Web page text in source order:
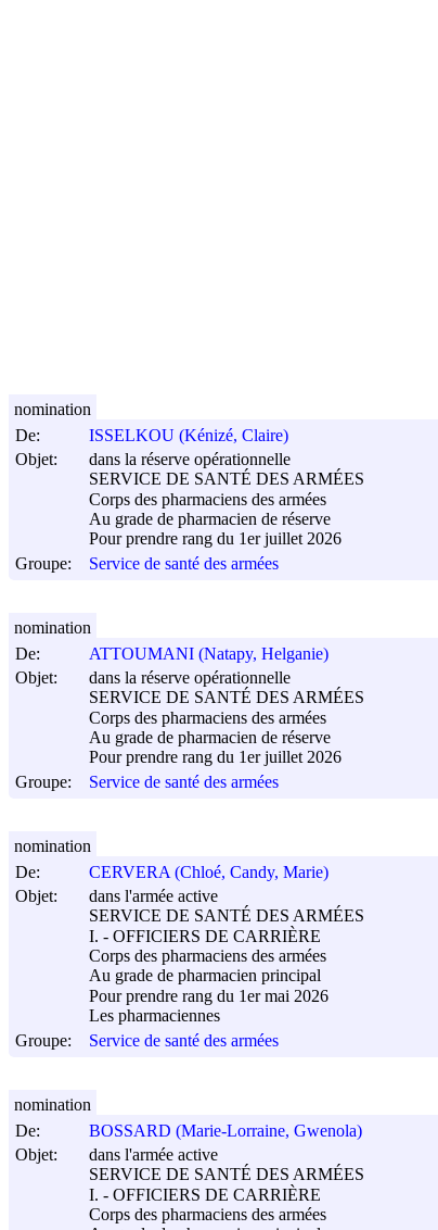
De:
ISSELKOU (Kénizé, Claire)
Objet:
dans la réserve opérationnelle
SERVICE DE SANTÉ DES ARMÉES
Corps des pharmaciens des armées
Au grade de pharmacien de réserve
Pour prendre rang du 1er juillet 2026
Groupe:
Service de santé des armées
nomination
De:
ATTOUMANI (Natapy, Helganie)
Objet:
dans la réserve opérationnelle
SERVICE DE SANTÉ DES ARMÉES
Corps des pharmaciens des armées
Au grade de pharmacien de réserve
Pour prendre rang du 1er juillet 2026
Groupe:
Service de santé des armées
nomination
De:
CERVERA (Chloé, Candy, Marie)
Objet:
dans l'armée active
SERVICE DE SANTÉ DES ARMÉES
I. - OFFICIERS DE CARRIÈRE
Corps des pharmaciens des armées
Au grade de pharmacien principal
Pour prendre rang du 1er mai 2026
Les pharmaciennes
Groupe:
Service de santé des armées
nomination
De:
BOSSARD (Marie-Lorraine, Gwenola)
Objet:
dans l'armée active
SERVICE DE SANTÉ DES ARMÉES
I. - OFFICIERS DE CARRIÈRE
Corps des pharmaciens des armées
nomination